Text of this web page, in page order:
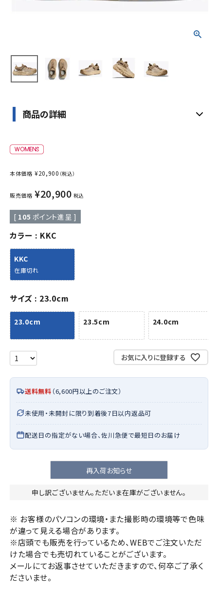
商品の詳細
本体価格 ¥20,900 （税込）
販売価格 ¥20,900 税込
[ 105 ポイント進呈 ]
カラー KKC
KKC
在庫切れ
サイズ 23.0cm
23.0cm 23.5cm 24.0cm
お気に入りに登録する
送料無料 （6,600円以上のご注文）
未使用・未開封に限り到着後7日以内返品可
配送日の指定がない場合、佐川急便で最短日のお届け
再入荷お知らせ
申し訳ございません。ただいま在庫がございません。
※ お客様のパソコンの環境・また撮影時の環境等で色味
が違って見える場合があります。
※店頭でも販売を行っているため、WEBでご注文いただ
けた場合でも売切れていることがございます。
メールにてお返事させていただきますので、何卒ご了承く
ださいませ。